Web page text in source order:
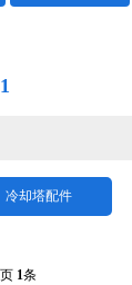
冷却塔配件
页 1条